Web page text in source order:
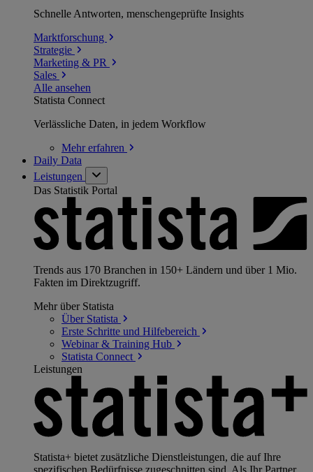
Schnelle Antworten, menschengeprüfte Insights
Marktforschung
Strategie
Marketing & PR
Sales
Alle ansehen
Statista Connect
Verlässliche Daten, in jedem Workflow
Mehrerfahren
Daily Data
Leistungen
Das Statistik Portal
Trends aus 170 Branchen in 150+ Ländern und über 1 Mio.
Fakten im Direktzugriff.
Mehr über Statista
Über Statista
Erste Schritte und Hilfebereich
Webinar & Training Hub
Statista Connect
Leistungen
Statista+ bietet zusätzliche Dienstleistungen, die auf Ihre
spezifischen Bedürfnisse zugeschnitten sind. Als Ihr Partner